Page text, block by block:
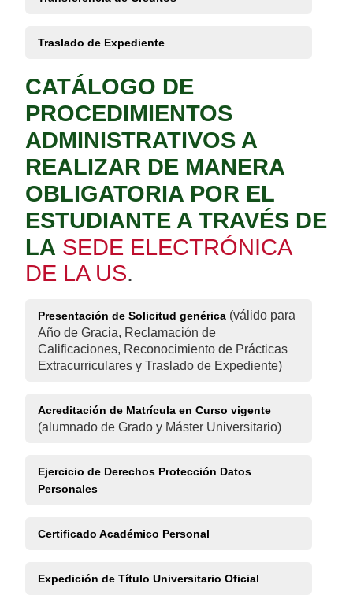
Traslado de Expediente
CATÁLOGO DE
PROCEDIMIENTOS
ADMINISTRATIVOS A
REALIZAR DE MANERA
OBLIGATORIA POR EL
ESTUDIANTE A TRAVÉS DE
LA SEDE ELECTRÓNICA
DE LA US.
Presentación de Solicitud genérica (válido para
Año de Gracia, Reclamación de
Calificaciones, Reconocimiento de Prácticas
Extracurriculares y Traslado de Expediente)
Acreditación de Matrícula en Curso vigente
(alumnado de Grado y Máster Universitario)
Ejercicio de Derechos Protección Datos
Personales
Certificado Académico Personal
Expedición de Título Universitario Oficial